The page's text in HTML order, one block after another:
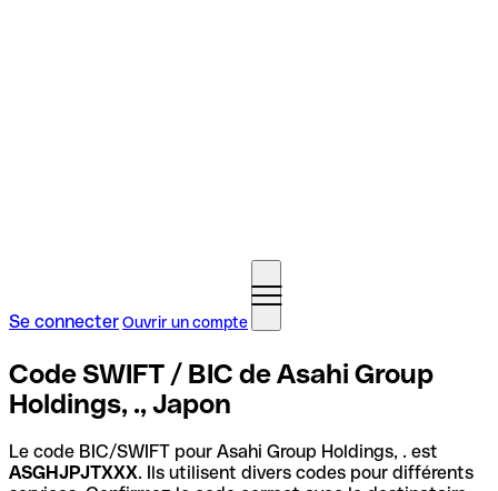
Se connecterOuvrir un compte
Code SWIFT / BIC de Asahi Group
Holdings, ., Japon
Le code BIC/SWIFT pour Asahi Group Holdings, . est
ASGHJPJTXXX. Ils utilisent divers codes pour différents